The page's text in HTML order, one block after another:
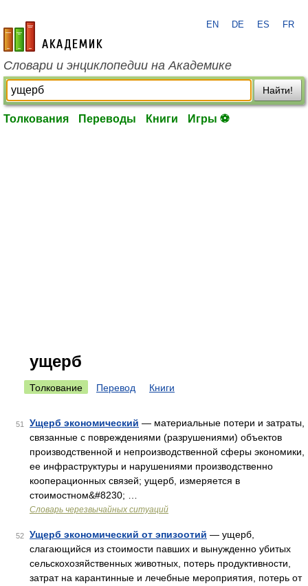
academic.ru
EN DE ES FR
Словари и энциклопедии на Академике
Найти!
Толкования Переводы Книги Игры ⚽
ущерб
Толкование Перевод Книги
51 Ущерб экономический — материальные потери и затраты,
связанные с повреждениями (разрушениями) объектов
производственной и непроизводственной сферы экономики,
ее инфраструктуры и нарушениями производственно
кооперационных связей; ущерб, измеряется в
стоимостном&#8230; …
Словарь черезвычайных ситуаций
52 Ущерб экономический от эпизоотий — ущерб,
слагающийся из стоимости павших и вынужденно убитых
сельскохозяйственных животных, потерь продуктивности,
затрат на карантинные и лечебные мероприятия, потерь от